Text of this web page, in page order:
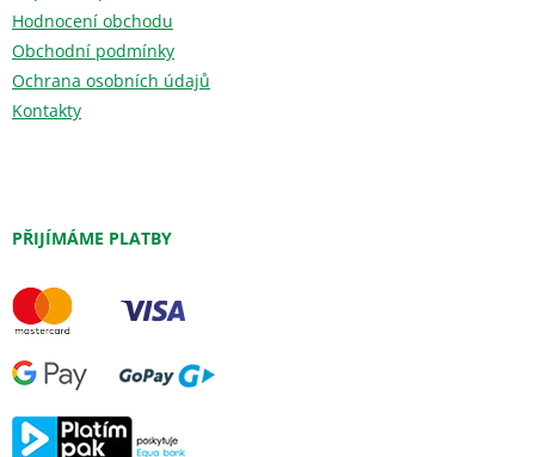
Hodnocení obchodu
Obchodní podmínky
Ochrana osobních údajů
Kontakty
PŘIJÍMÁME PLATBY